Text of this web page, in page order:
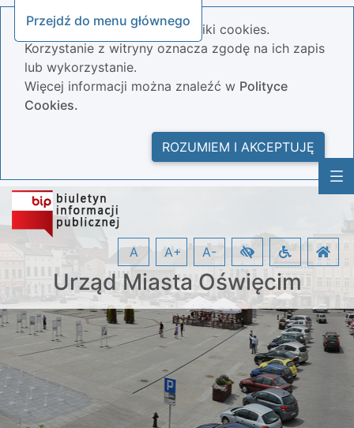
Przejdź do menu głównego
Nasza strona wykorzystuje pliki cookies.
Korzystanie z witryny oznacza zgodę na ich zapis
lub wykorzystanie.
Więcej informacji można znaleźć w Polityce
Cookies.
ROZUMIEM I AKCEPTUJĘ
Urząd Miasta Oświęcim
A A+ A-